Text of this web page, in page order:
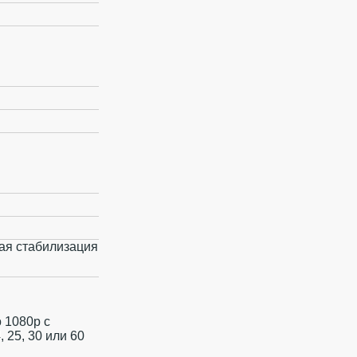
стабилизация
1080p с
25, 30 или 60